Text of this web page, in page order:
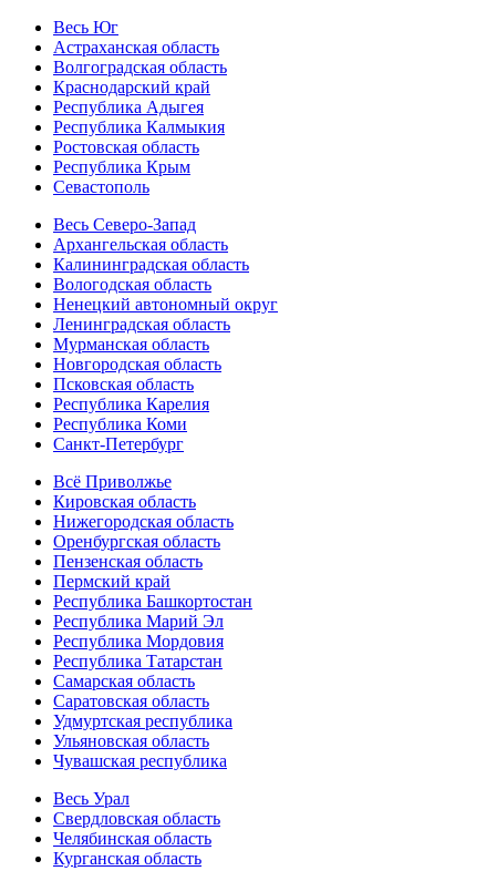
Весь Юг
Астраханская область
Волгоградская область
Краснодарский край
Республика Адыгея
Республика Калмыкия
Ростовская область
Республика Крым
Севастополь
Весь Северо-Запад
Архангельская область
Калининградская область
Вологодская область
Ненецкий автономный округ
Ленинградская область
Мурманская область
Новгородская область
Псковская область
Республика Карелия
Республика Коми
Санкт-Петербург
Всё Приволжье
Кировская область
Нижегородская область
Оренбургская область
Пензенская область
Пермский край
Республика Башкортостан
Республика Марий Эл
Республика Мордовия
Республика Татарстан
Самарская область
Саратовская область
Удмуртская республика
Ульяновская область
Чувашская республика
Весь Урал
Свердловская область
Челябинская область
Курганская область